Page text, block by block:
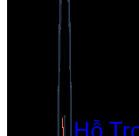
Hỗ